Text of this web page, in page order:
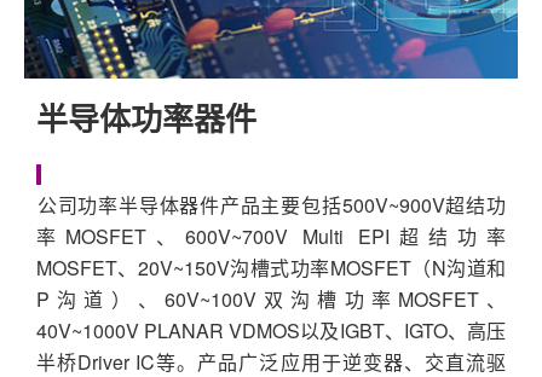
半导体功率器件
​公司功率半导体器件产品主要包括500V~900V超结功
率MOSFET、600V~700V Multi EPI超结功率
MOSFET、20V~150V沟槽式功率MOSFET（N沟道和
P沟道）、60V~100V双沟槽功率MOSFET、
40V~1000V PLANAR VDMOS以及IGBT、IGTO、高压
半桥Driver IC等。产品广泛应用于逆变器、交直流驱